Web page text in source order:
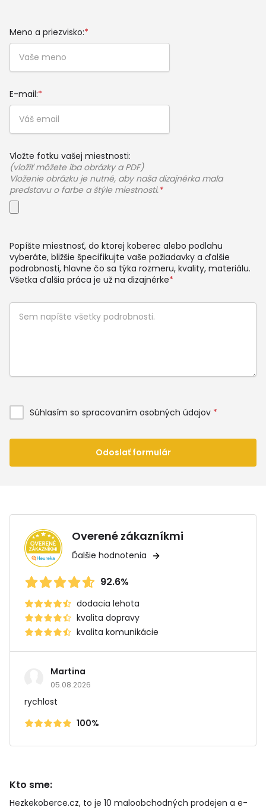
Meno a priezvisko:*
E-mail:*
Vložte fotku vašej miestnosti:
(vložiť môžete iba obrázky a PDF)
Vloženie obrázku je nutné, aby naša dizajnérka mala
predstavu o farbe a štýle miestnosti.*
Popíšte miestnosť, do ktorej koberec alebo podlahu
vyberáte, bližšie špecifikujte vaše požiadavky a ďalšie
podrobnosti, hlavne čo sa týka rozmeru, kvality, materiálu.
Všetka ďalšia práca je už na dizajnérke*
Súhlasím so spracovaním osobných údajov *
Odoslať formulár
Overené zákazníkmi
Ďalšie hodnotenia
92.6%
dodacia lehota
kvalita dopravy
kvalita komunikácie
Martina
05.08.2026
rychlost
100%
Kto sme:
Hezkekoberce.cz, to je 10 maloobchodných prodejen a e-